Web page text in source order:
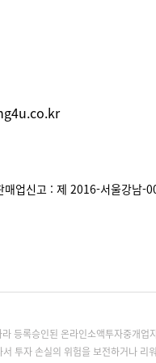
매업신고 : 제 2016-서울강남-
등록승인된 온라인소액투자중개업
투자 손실의 위험을 보전하거나